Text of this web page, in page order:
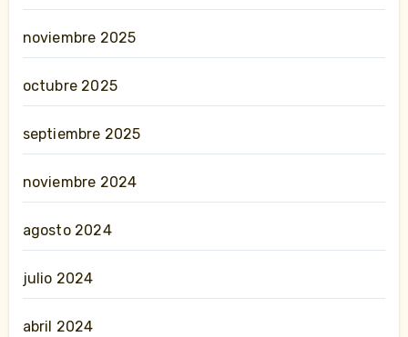
noviembre 2025
octubre 2025
septiembre 2025
noviembre 2024
agosto 2024
julio 2024
abril 2024